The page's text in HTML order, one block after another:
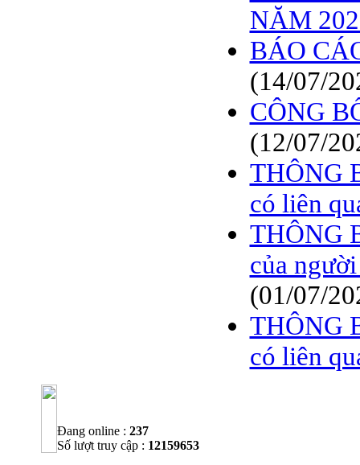
NĂM
BÁO
(14/07/
CÔNG
(12/07/
THÔNG
có liên
THÔNG
của
(01/07/
THÔNG
có liên
Đang online : 237
Số lượt truy cập : 12159653